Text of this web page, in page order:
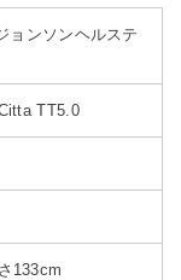
ョンソンヘルステ
TT5.0
133cm